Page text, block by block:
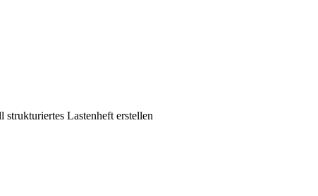
Lastenheft erstellen